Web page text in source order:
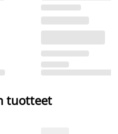
tuotteet